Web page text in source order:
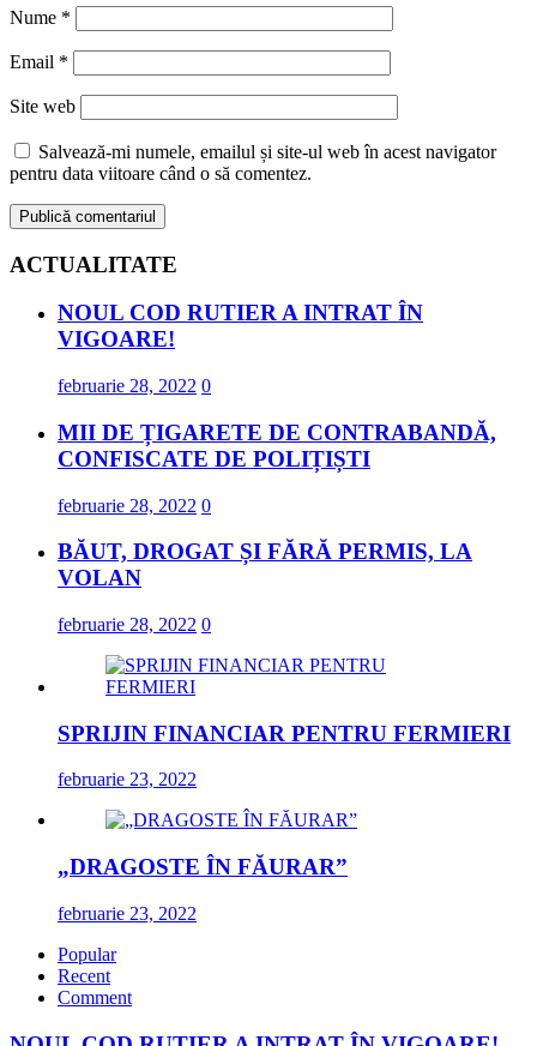
Nume *
Email *
Site web
Salvează-mi numele, emailul și site-ul web în acest navigator
pentru data viitoare când o să comentez.
ACTUALITATE
NOUL COD RUTIER A INTRAT ÎN
VIGOARE!
februarie 28, 2022 0
MII DE ȚIGARETE DE CONTRABANDĂ,
CONFISCATE DE POLIȚIȘTI
februarie 28, 2022 0
BĂUT, DROGAT ȘI FĂRĂ PERMIS, LA
VOLAN
februarie 28, 2022 0
SPRIJIN FINANCIAR PENTRU FERMIERI
februarie 23, 2022
„DRAGOSTE ÎN FĂURAR”
februarie 23, 2022
Popular
Recent
Comment